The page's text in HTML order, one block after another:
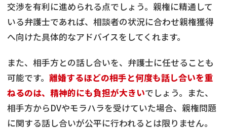
交渉を有利に進められる点でしょう。親権に精通して
いる弁護士であれば、相談者の状況に合わせ親権獲得
へ向けた具体的なアドバイスをしてくれます。
また、相手方との話し合いを、弁護士に任せることも
可能です。 離婚するほどの相手と何度も話し合いを重
ねるのは、精神的にも負担が大きいでしょう。また、
相手方からDVやモラハラを受けていた場合、親権問題
に関する話し合いが公平に行われるとは限りません。